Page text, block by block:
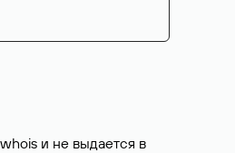
и не выдается в